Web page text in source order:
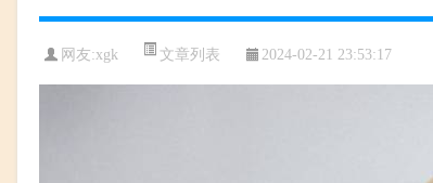
网友:xgk 文章列表 2024-02-21 23:53:17